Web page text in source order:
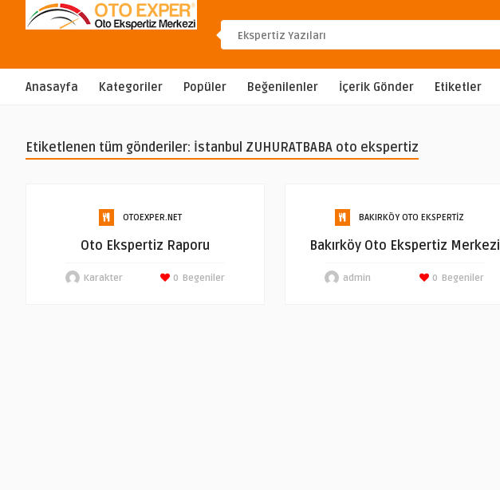
Anasayfa Kategoriler Popüler Beğenilenler İçerik Gönder Etiketler
Etiketlenen tüm gönderiler: İstanbul ZUHURATBABA oto ekspertiz
OTOEXPER.NET
Oto Ekspertiz Raporu
Karakter Begeniler
0
BAKIRKÖY OTO EKSPERTIZ
Bakırköy Oto Ekspertiz Merkezi
admin Begeniler
0